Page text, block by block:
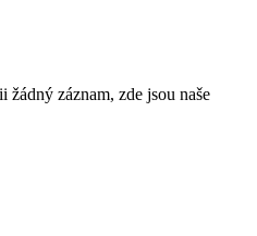
záznam, zde jsou naše